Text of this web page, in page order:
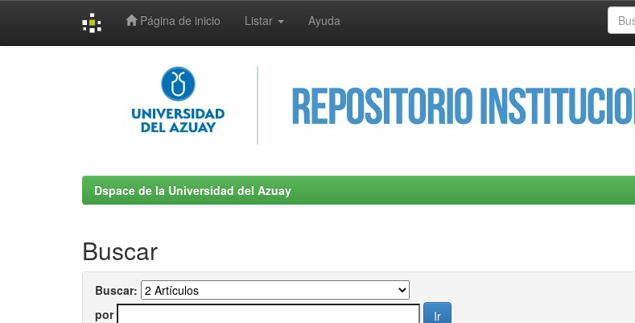
Página de inicio Listar Ayuda
Dspace de la Universidad del Azuay
Buscar
Buscar:
por